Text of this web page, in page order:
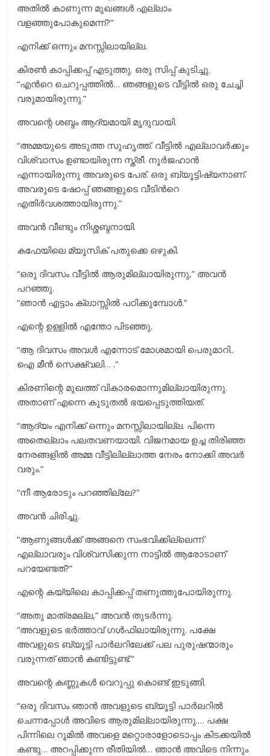
അതിൽ കാണുന്ന മുഖങ്ങൾ എല്ലാം
വളഞ്ഞുപോകുമെന്ന്?”
എനിക്ക് ഒന്നും മനസ്സിലായില്ല.
കിരൺ കാപ്പിക്കപ്പ് എടുത്തു. ഒരു സിപ്പ് കുടിച്ചു.
“എന്‍റെ ചെറുപ്പത്തിൽ… ഞങ്ങളുടെ വീട്ടിൽ ഒരു ചേച്ചി
വരുമായിരുന്നു.”
അവന്റെ ശബ്ദം ആദ്യമായി മൃദുവായി.
“അമ്മയുടെ അടുത്ത സുഹൃത്ത്. വീട്ടിൽ എല്ലാവർക്കും
വിശ്വാസം ഉണ്ടായിരുന്ന സ്ത്രീ. നൂര്‍ജഹാന്‍
എന്നായിരുന്നു അവരുടെ പേര്. ഒരു ബ്യൂട്ടിഷ്യനാണ്.
അവരുടെ ഷോപ്പ് ഞങ്ങളുടെ വീടിന്‍റെ
എതിര്‍വശത്തായിരുന്നു.”
അവൻ വീണ്ടും നിശ്ശബ്ദനായി.
കഫേയിലെ മ്യൂസിക് പതുക്കെ ഒഴുകി.
“ഒരു ദിവസം വീട്ടിൽ ആരുമില്ലായിരുന്നു,” അവൻ
പറഞ്ഞു.
“ഞാൻ എട്ടാം ക്ലാസ്സിൽ പഠിക്കുമ്പോൾ.”
എന്റെ ഉള്ളിൽ എന്തോ പിടഞ്ഞു.
“ആ ദിവസം അവള്‍ എന്നോട് മോശമായി പെരുമാറി..
ഐ മീന്‍ സെക്ഷ്വലി… .”
കിരണിന്റെ മുഖത്ത് വികാരമൊന്നുമില്ലായിരുന്നു.
അതാണ് എന്നെ കൂടുതൽ ഭയപ്പെടുത്തിയത്.
“ആദ്യം എനിക്ക് ഒന്നും മനസ്സിലായില്ല. പിന്നെ
അതെല്ലാം പലതവണയായി. വിജനമായ ഉച്ച തിരിഞ്ഞ
നേരങ്ങളില്‍ അമ്മ വീട്ടിലില്ലാത്ത നേരം നോക്കി അവര്‍
വരും.”
“നീ ആരോടും പറഞ്ഞില്ലേ?”
അവൻ ചിരിച്ചു.
“ആണുങ്ങൾക്ക് അങ്ങനെ സംഭവിക്കില്ലെന്ന്
എല്ലാവരും വിശ്വസിക്കുന്ന നാട്ടിൽ ആരോടാണ്
പറയേണ്ടത്?”
എന്റെ കയ്യിലെ കാപ്പിക്കപ്പ് തണുത്തുപോയിരുന്നു.
“അതു മാത്രമല്ല,” അവൻ തുടർന്നു.
“അവളുടെ ഭർത്താവ് ഗൾഫിലായിരുന്നു. പക്ഷേ
അവളുടെ ബ്യൂട്ടി പാര്‍ലറിലേക്ക് പല പുരുഷന്മാരും
വരുന്നത് ഞാൻ കണ്ടിട്ടുണ്ട്.”
അവന്റെ കണ്ണുകൾ വെറുപ്പു കൊണ്ട് ഇടുങ്ങി.
“ഒരു ദിവസം ഞാൻ അവളുടെ ബ്യൂട്ടി പാര്‍ലറില്‍
ചെന്നപ്പോള്‍ അവിടെ ആരുമില്ലായിരുന്നു.… പക്ഷ
പിന്നിലെ റൂമില്‍ അവളെ മറ്റൊരാളോടൊപ്പം കിടക്കയിൽ
കണ്ടു… അറപ്പിക്കുന്ന രീതിയില്‍… ഞാന്‍ അവിടെ നിന്നും